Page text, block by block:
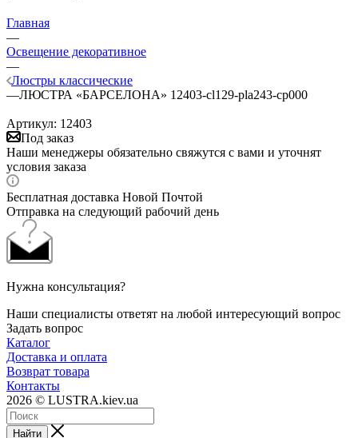
Главная
—
Освещение декоративное
—
Люстры классические
—ЛЮСТРА «БАРСЕЛОНА» 12403-cl129-pla243-cp000
Артикул: 12403
Под заказ
Наши менеджеры обязательно свяжутся с вами и уточнят
условия заказа
Бесплатная доставка Новой Почтой
Отправка на следующий рабочий день
Нужна консультация?
Наши специалисты ответят на любой интересующий вопрос
Задать вопрос
Каталог
Доставка и оплата
Возврат товара
Контакты
2026 © LUSTRA.kiev.ua
Найти